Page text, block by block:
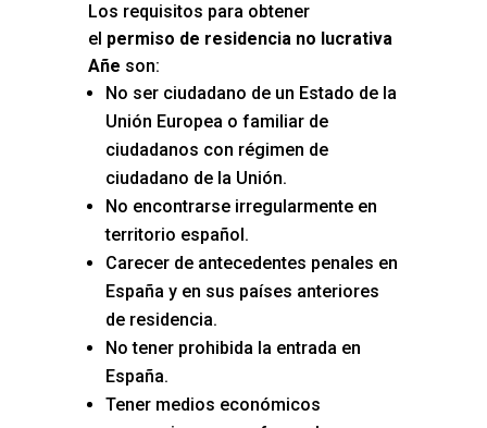
Los requisitos para obtener
el permiso de residencia no lucrativa
Añe son:
No ser ciudadano de un Estado de la
Unión Europea o familiar de
ciudadanos con régimen de
ciudadano de la Unión.
No encontrarse irregularmente en
territorio español.
Carecer de antecedentes penales en
España y en sus países anteriores
de residencia.
No tener prohibida la entrada en
España.
Tener medios económicos